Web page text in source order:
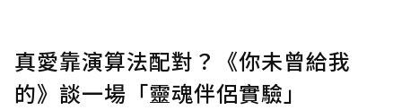
真愛靠演算法配對？《你未曾給我
的》談一場「靈魂伴侶實驗」